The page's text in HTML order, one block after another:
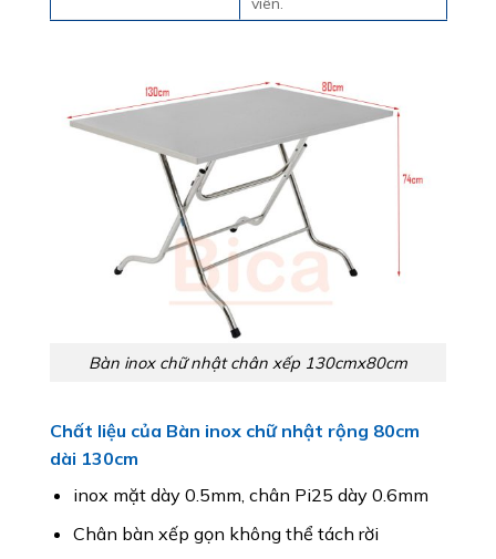
Bàn inox chữ nhật chân xếp 130cmx80cm
Chất liệu của Bàn inox chữ nhật rộng 80cm
dài 130cm
inox mặt dày 0.5mm, chân Pi25 dày 0.6mm
Chân bàn xếp gọn không thể tách rời